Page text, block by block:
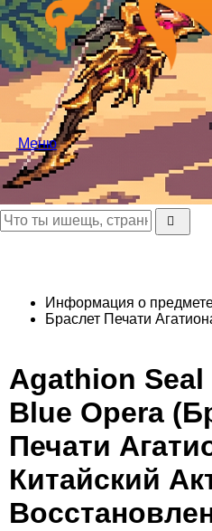
Меню
Информация о
Браслет Печати
Agathion Seal
Blue Opera
Печати
Китайский